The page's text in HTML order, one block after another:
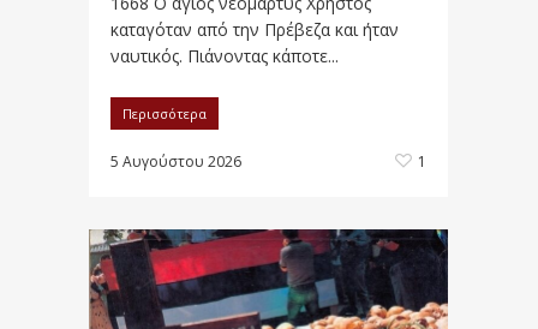
καταγόταν από την Πρέβεζα και ήταν
ναυτικός. Πιάνοντας κάποτε...
Περισσότερα
5 Αυγούστου 2026 1